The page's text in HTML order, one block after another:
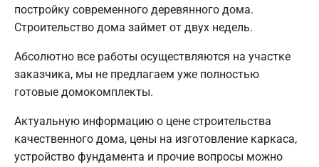
постройку современного деревянного дома.
Строительство дома займет от двух недель.
Абсолютно все работы осуществляются на участке
заказчика, мы не предлагаем уже полностью
готовые домокомплекты.
Актуальную информацию о цене строительства
качественного дома, цены на изготовление каркаса,
устройство фундамента и прочие вопросы можно